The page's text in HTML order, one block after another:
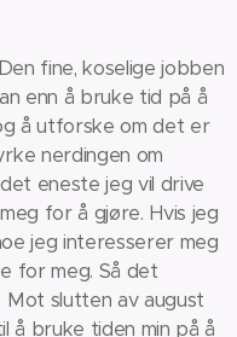
fine, koselige jobben
enn å bruke tid på å
å utforske om det er
nerdingen om
eneste jeg vil drive
for å gjøre. Hvis jeg
jeg interesserer meg
for meg. Så det
slutten av august
å bruke tiden min på å